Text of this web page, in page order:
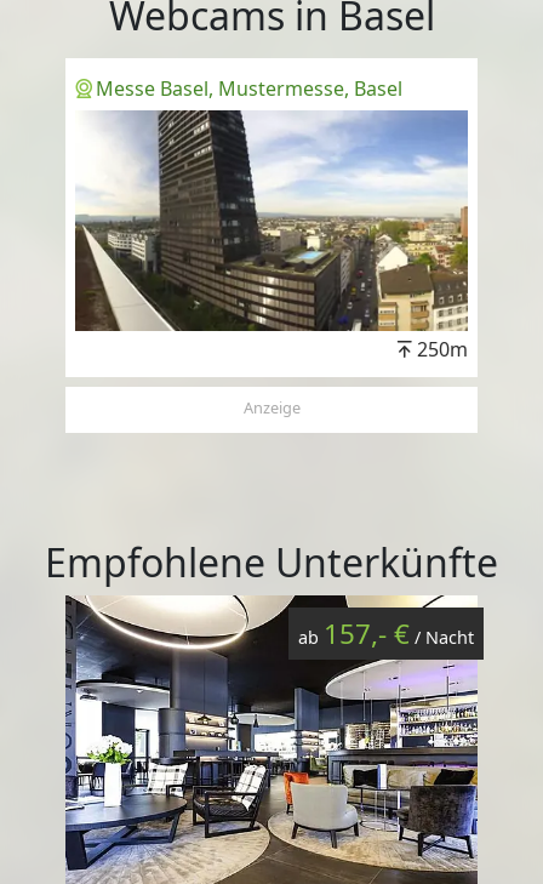
Webcams in Basel
Messe Basel, Mustermesse, Basel
250m
Anzeige
Empfohlene Unterkünfte
ab 157,- € / Nacht